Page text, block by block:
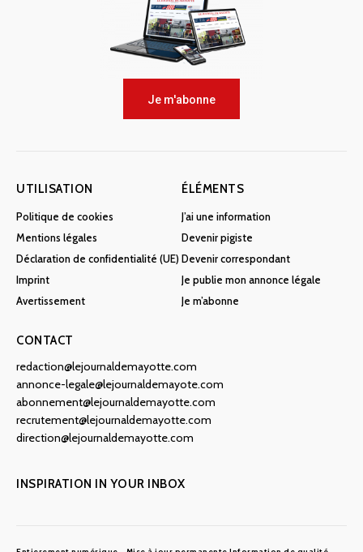
Je m'abonne
UTILISATION
Politique de cookies
Mentions légales
Déclaration de confidentialité (UE)
Imprint
Avertissement
ÉLÉMENTS
J’ai une information
Devenir pigiste
Devenir correspondant
Je publie mon annonce légale
Je m’abonne
CONTACT
redaction@lejournaldemayotte.com
annonce-legale@lejournaldemayote.com
abonnement@lejournaldemayotte.com
recrutement@lejournaldemayotte.com
direction@lejournaldemayotte.com
INSPIRATION IN YOUR INBOX